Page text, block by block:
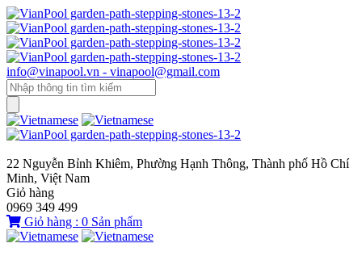
info@vinapool.vn - vinapool@gmail.com
22 Nguyễn Bỉnh Khiêm, Phường Hạnh Thông, Thành phố Hồ Chí
Minh, Việt Nam
Giỏ hàng
0969 349 499
Giỏ hàng : 0 Sản phẩm